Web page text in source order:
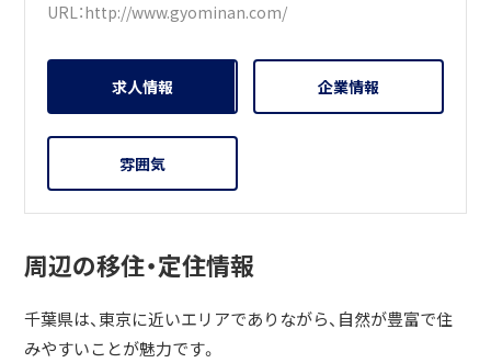
URL：http://www.gyominan.com/
求人情報 企業情報
雰囲気
周辺の移住・定住情報
千葉県は、東京に近いエリアでありながら、自然が豊富で住
みやすいことが魅力です。